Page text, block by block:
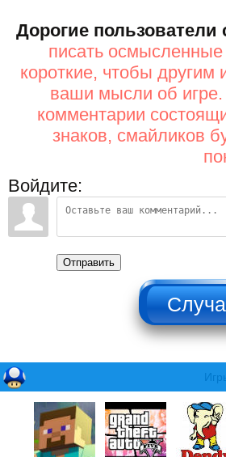
Дорогие пользователи
писать
короткие, чтобы другим
ваши мысли об игре.
комментарии
знаков, смайликов
Войдите:
Отправить
НЕ